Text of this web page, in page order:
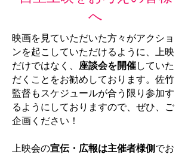
へ
映画を見ていただいた方々がアクショ
ンを起こしていただけるように、上映
だけではなく、 座談会を開催していた
だくことをお勧めしております。佐竹
監督もスケジュールが合う限り参加す
るようにしておりますので、ぜひ、ご
企画ください！
上映会の宣伝・広報は主催者様側 でお